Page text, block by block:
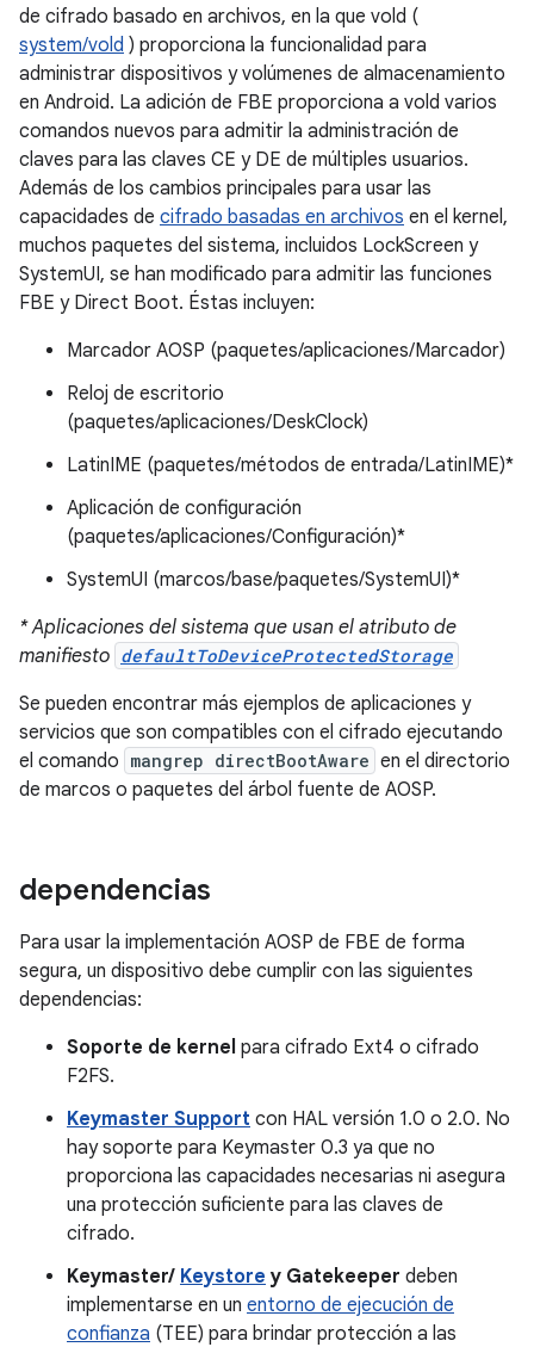
de cifrado basado en archivos, en la que vold (
system/vold ) proporciona la funcionalidad para
administrar dispositivos y volúmenes de almacenamiento
en Android. La adición de FBE proporciona a vold varios
comandos nuevos para admitir la administración de
claves para las claves CE y DE de múltiples usuarios.
Además de los cambios principales para usar las
capacidades de cifrado basadas en archivos en el kernel,
muchos paquetes del sistema, incluidos LockScreen y
SystemUI, se han modificado para admitir las funciones
FBE y Direct Boot. Éstas incluyen:
Marcador AOSP (paquetes/aplicaciones/Marcador)
Reloj de escritorio
(paquetes/aplicaciones/DeskClock)
LatinIME (paquetes/métodos de entrada/LatinIME)*
Aplicación de configuración
(paquetes/aplicaciones/Configuración)*
SystemUI (marcos/base/paquetes/SystemUI)*
* Aplicaciones del sistema que usan el atributo de
manifiesto defaultToDeviceProtectedStorage
Se pueden encontrar más ejemplos de aplicaciones y
servicios que son compatibles con el cifrado ejecutando
el comando mangrep directBootAware en el directorio
de marcos o paquetes del árbol fuente de AOSP.
dependencias
Para usar la implementación AOSP de FBE de forma
segura, un dispositivo debe cumplir con las siguientes
dependencias:
Soporte de kernel para cifrado Ext4 o cifrado
F2FS.
Keymaster Support con HAL versión 1.0 o 2.0. No
hay soporte para Keymaster 0.3 ya que no
proporciona las capacidades necesarias ni asegura
una protección suficiente para las claves de
cifrado.
Keymaster/ Keystore y Gatekeeper deben
implementarse en un entorno de ejecución de
confianza (TEE) para brindar protección a las